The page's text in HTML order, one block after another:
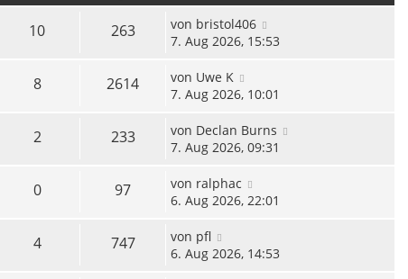
10 263 von bristol406
7. Aug 2026, 15:53
8 2614 von Uwe K
7. Aug 2026, 10:01
2 233 von Declan Burns
7. Aug 2026, 09:31
0 97 von ralphac
6. Aug 2026, 22:01
4 747 von pfl
6. Aug 2026, 14:53